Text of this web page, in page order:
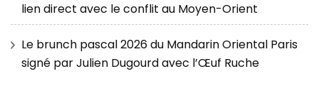
lien direct avec le conflit au Moyen-Orient
Le brunch pascal 2026 du Mandarin Oriental Paris
signé par Julien Dugourd avec l’Œuf Ruche